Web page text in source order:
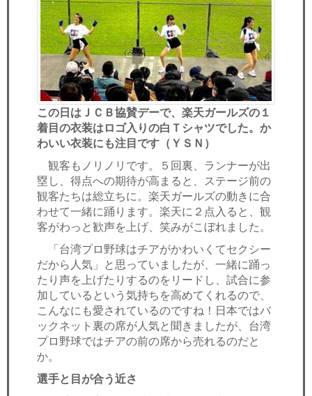
この日はＪＣＢ協賛デーで、楽天ガールズの１
着目の衣装はロゴ入りの白Ｔシャツでした。か
わいい衣装にも注目です（ＹＳＮ）
観客もノリノリです。５回裏、ランナーが出
塁し、得点への期待が高まると、ステージ前の
観客たちは総立ちに。楽天ガールズの動きに合
わせて一緒に踊ります。楽天に２点入ると、観
客がわっと歓声を上げ、笑みがこぼれました。
「台湾プロ野球はチアがかわいくてセクシー
だから人気」と思っていましたが、一緒に踊っ
たり声を上げたりするのをリードし、試合に参
加しているという気持ちを高めてくれるので、
こんなにも愛されているのですね！日本ではバ
ックネット裏の席が人気と聞きましたが、台湾
プロ野球ではチアの前の席から売れるのだと
か。
選手と目が合う近さ